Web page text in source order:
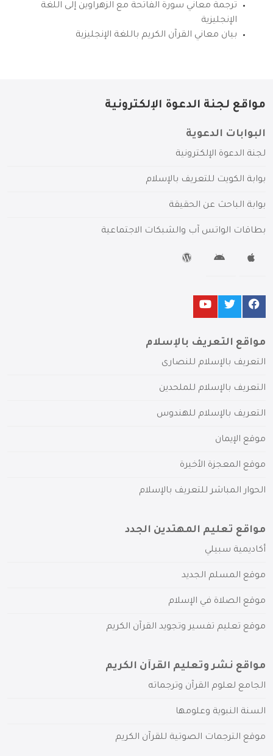
ترجمة معاني سورة الفاتحة مع الزهراوين إلى اللغة
الإنجليزية
بيان معاني القرآن الكريم باللغة الإنجليزية
مواقع لجنة الدعوة الإلكترونية
البوابات الدعوية
لجنة الدعوة الإلكترونية
بوابة الكويت للتعريف بالإسلام
بوابة الباحث عن الحقيقة
بطاقات الواتس آب والشبكات الاجتماعية
مواقع التعريف بالإسلام
التعريف بالإسلام للنصارى
التعريف بالإسلام للملحدين
التعريف بالإسلام للهندوس
موقع الإيمان
موقع المعجزة الأخيرة
الحوار المباشر للتعريف بالإسلام
مواقع تعليم المهتدين الجدد
أكاديمية سبيلي
موقع المسلم الجديد
موقع الصلاة في الإسلام
موقع تعليم تفسير وتجويد القرآن الكريم
مواقع نشر وتعليم القرآن الكريم
الجامع لعلوم القرآن وترجماته
السنة النبوية وعلومها
موقع الترجمات الصوتية للقرآن الكريم